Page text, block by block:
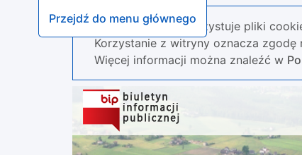
Przejdź do menu głównego
Nasza strona wykorzystuje pliki
Korzystanie z witryny oznacza
Więcej informacji można znaleźć w